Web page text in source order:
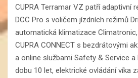
CUPRA Terramar VZ patří adaptivní
DCC Pro s voličem jízdních režimů
automatická klimatizace
CUPRA CONNECT s bezdrátovými
a online službami Safety & Service
dobu 10 let, elektrické ovládání víka